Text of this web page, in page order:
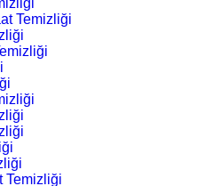
Temizliği
Temizliği